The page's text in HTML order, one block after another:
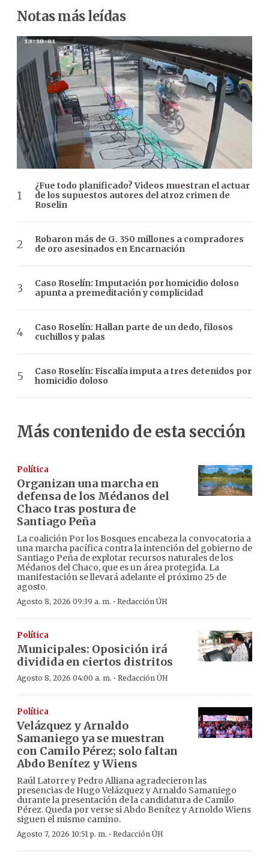
Notas más leídas
¿Fue todo planificado? Videos muestran el actuar
de los supuestos autores del atroz crimen de
Roselin
Robaron más de G. 350 millones a compradores
de oro asesinados en Encarnación
Caso Roselín: Imputación por homicidio doloso
apunta a premeditación y complicidad
Caso Roselín: Hallan parte de un dedo, filosos
cuchillos y palas
Caso Roselín: Fiscalía imputa a tres detenidos por
homicidio doloso
Más contenido de esta sección
Política
Organizan una marcha en
defensa de los Médanos del
Chaco tras postura de
Santiago Peña
La coalición Por los Bosques encabeza la convocatoria a
una marcha pacífica contra la intención del gobierno de
Santiago Peña de explotar recursos naturales de los
Médanos del Chaco, que es un área protegida. La
manifestación se llevará adelante el próximo 25 de
agosto.
Agosto 8, 2026 09:39 a. m. · Redacción ÚH
Política
Municipales: Oposición irá
dividida en ciertos distritos
Agosto 8, 2026 04:00 a. m. · Redacción ÚH
Política
Velázquez y Arnaldo
Samaniego ya se muestran
con Camilo Pérez; solo faltan
Abdo Benítez y Wiens
Raúl Latorre y Pedro Alliana agradecieron las
presencias de Hugo Velázquez y Arnaldo Samaniego
durante la presentación de la candidatura de Camilo
Pérez. Queda por verse si Abdo Benítez y Arnoldo Wiens
siguen el mismo camino.
Agosto 7, 2026 10:51 p. m. · Redacción ÚH